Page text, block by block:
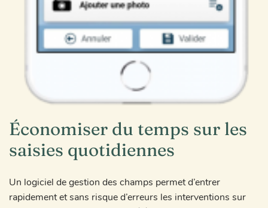
Économiser du temps sur les
saisies quotidiennes
Un logiciel de gestion des champs permet d’entrer
rapidement et sans risque d’erreurs les interventions sur